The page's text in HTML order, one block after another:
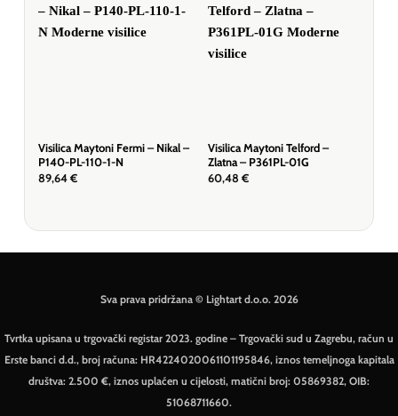
Visilica Maytoni Fermi – Nikal –
P140-PL-110-1-N
89,64 €
Visilica Maytoni Telford –
Zlatna – P361PL-01G
60,48 €
Sva prava pridržana © Lightart d.o.o. 2026
Tvrtka upisana u trgovački registar 2023. godine – Trgovački sud u Zagrebu, račun u
Erste banci d.d., broj računa: HR4224020061101195846, iznos temeljnoga kapitala
društva: 2.500 €, iznos uplaćen u cijelosti, matični broj: 05869382, OIB:
51068711660.